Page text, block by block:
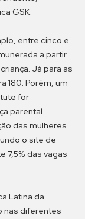
GSK.
entre cinco e
a partir
Já para as
180. Porém, um
for
parental
das mulheres
o site de
7,5% das vagas
Latina da
nas diferentes